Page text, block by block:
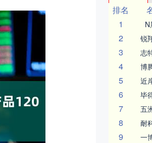
排名
1
N
2 锐
3 志
4 博
5 近
6 毕
7 五
8 耐
9 一